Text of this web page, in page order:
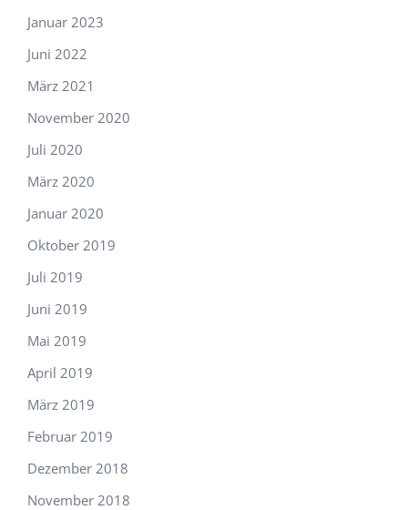
Januar 2023
Juni 2022
März 2021
November 2020
Juli 2020
März 2020
Januar 2020
Oktober 2019
Juli 2019
Juni 2019
Mai 2019
April 2019
März 2019
Februar 2019
Dezember 2018
November 2018